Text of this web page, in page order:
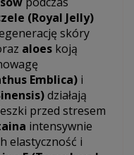
(Royal Jelly)
skóry
aloes koją
Emblica) i
działają
przed stresem
intensywnie
elastyczność i